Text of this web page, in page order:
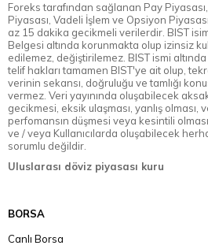
Foreks tarafından sağlanan Pay
Piyasası, Vadeli İşlem ve Opsiyon
az 15 dakika gecikmeli verilerdir. BIST
Belgesi altında korunmakta olup izinsiz
edilemez, değiştirilemez. BIST ismi
telif hakları tamamen BIST'ye ait olup,
verinin sekansı, doğruluğu ve tamlığı
vermez. Veri yayınında oluşabilecek
gecikmesi, eksik ulaşması, yanlış olması,
perfomansın düşmesi veya kesintili olması
ve / veya Kullanıcılarda oluşabilecek
sorumlu değildir.
Uluslarası döviz piyasası kuru
BORSA
Canlı Borsa